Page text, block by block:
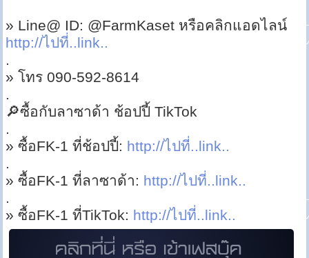
» Line@ ID: @FarmKaset หรือคลิกแอดไลน์
http://ไปที่..link..
.
» โทร 090-592-8614
.
🔎ซื้อกับลาซาด้า ช้อปปี้ TikTok
.
» ซื้อFK-1 ที่ช้อปปี้: http://ไปที่..link..
.
» ซื้อFK-1 ที่ลาซาด้า: http://ไปที่..link..
.
» ซื้อFK-1 ที่TikTok: http://ไปที่..link..